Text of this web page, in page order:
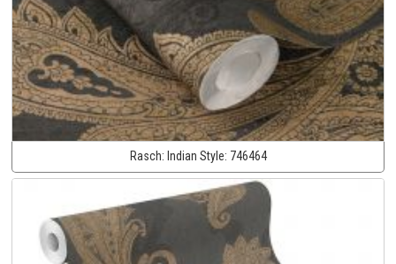
Rasch: Indian Style: 746464